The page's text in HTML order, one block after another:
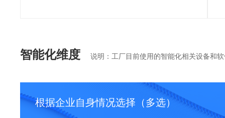
智能化维度 说明：工厂目前使用的智能化相关设备和
根据企业自身情况选择（多选）